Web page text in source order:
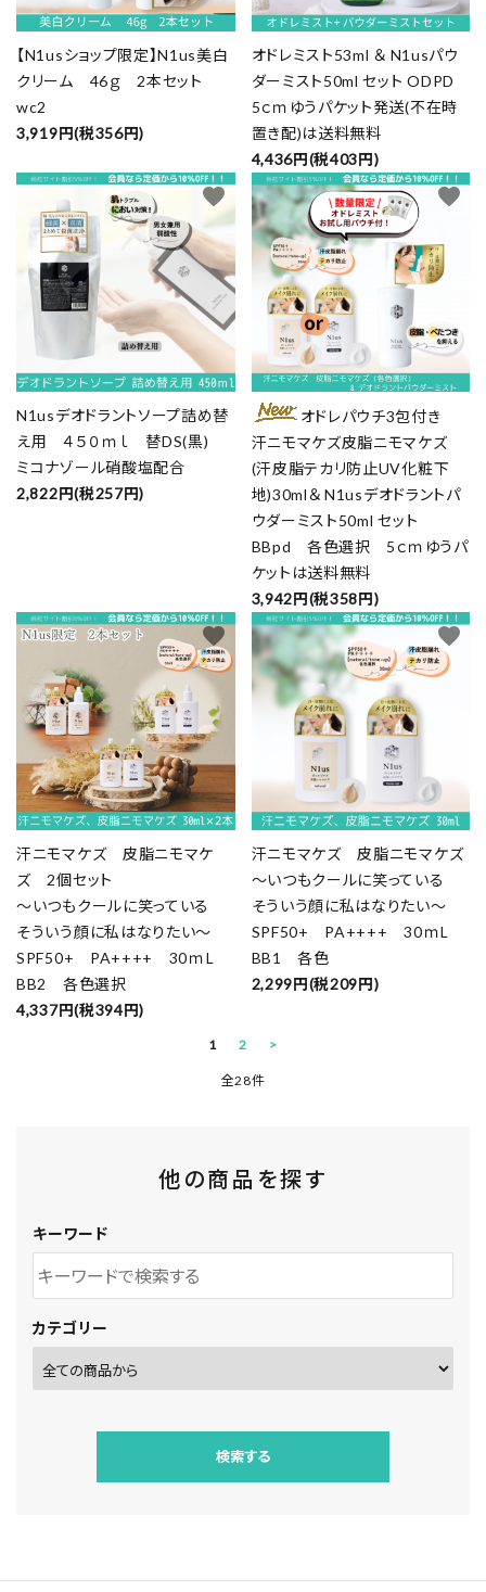
【N1usショップ限定】N1us美白
クリーム 46ｇ 2本セット
wc2
3,919円(税356円)
オドレミスト53ml ＆ N1usパウ
ダーミスト50ml セット ODPD
5ｃｍゆうパケット発送(不在時
置き配)は送料無料
4,436円(税403円)
N1usデオドラントソープ詰め替
え用 ４５０ｍｌ 替DS(黒)
ミコナゾール硝酸塩配合
2,822円(税257円)
favorite
オドレパウチ3包付き
汗ニモマケズ皮脂ニモマケズ
(汗皮脂テカリ防止UV化粧下
地)30ml＆ N1usデオドラントパ
ウダーミスト50ml セット
BBpd 各色選択 5ｃｍゆうパ
ケットは送料無料
3,942円(税358円)
favorite
汗ニモマケズ 皮脂ニモマケ
ズ 2個セット
～いつもクールに笑っている
そういう顔に私はなりたい～
SPF50+ PA++++ 30ｍL
BB2 各色選択
4,337円(税394円)
favorite
汗ニモマケズ 皮脂ニモマケズ
～いつもクールに笑っている
そういう顔に私はなりたい～
SPF50+ PA++++ 30ｍL
BB1 各色
2,299円(税209円)
favorite
1 2 >
全28件
他の商品を探す
キーワード
カテゴリー
検索する